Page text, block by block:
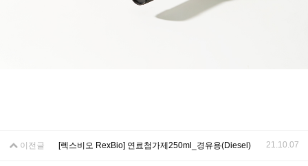
이전글 [렉스비오 RexBio] 연료첨가제250ml_경유용(Diesel) 21.10.07